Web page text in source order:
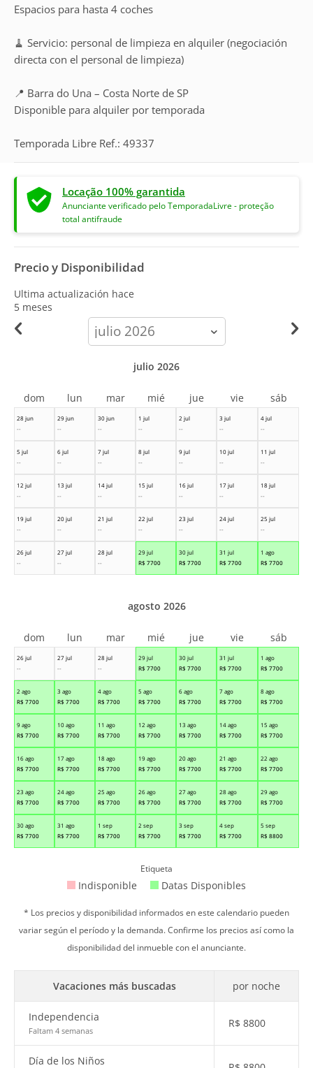
Espacios para hasta 4 coches
🧹 Servicio: personal de limpieza en alquiler (negociación
directa con el personal de limpieza)
📍 Barra do Una – Costa Norte de SP
Disponible para alquiler por temporada
Temporada Libre Ref.: 49337
Locação 100% garantida
Anunciante verificado pelo TemporadaLivre - proteção
total antifraude
Precio y Disponibilidad
Ultima actualización hace
5 meses
calendar-
month
28 jun
--
29 jun
--
30 jun
--
1 jul
--
2 jul
--
3 jul
--
4 jul
--
5 jul
--
6 jul
--
7 jul
--
8 jul
--
9 jul
--
10 jul
--
11 jul
--
12 jul
--
13 jul
--
14 jul
--
15 jul
--
16 jul
--
17 jul
--
18 jul
--
19 jul
--
20 jul
--
21 jul
--
22 jul
--
23 jul
--
24 jul
--
25 jul
--
26 jul
--
27 jul
--
28 jul
--
29 jul
R$ 7700
30 jul
R$ 7700
31 jul
R$ 7700
1 ago
R$ 7700
julio 2026
dom lun mar mié jue vie sáb
26 jul
--
27 jul
--
28 jul
--
29 jul
R$ 7700
30 jul
R$ 7700
31 jul
R$ 7700
1 ago
R$ 7700
2 ago
R$ 7700
3 ago
R$ 7700
4 ago
R$ 7700
5 ago
R$ 7700
6 ago
R$ 7700
7 ago
R$ 7700
8 ago
R$ 7700
9 ago
R$ 7700
10 ago
R$ 7700
11 ago
R$ 7700
12 ago
R$ 7700
13 ago
R$ 7700
14 ago
R$ 7700
15 ago
R$ 7700
16 ago
R$ 7700
17 ago
R$ 7700
18 ago
R$ 7700
19 ago
R$ 7700
20 ago
R$ 7700
21 ago
R$ 7700
22 ago
R$ 7700
23 ago
R$ 7700
24 ago
R$ 7700
25 ago
R$ 7700
26 ago
R$ 7700
27 ago
R$ 7700
28 ago
R$ 7700
29 ago
R$ 7700
30 ago
R$ 7700
31 ago
R$ 7700
1 sep
R$ 7700
2 sep
R$ 7700
3 sep
R$ 7700
4 sep
R$ 7700
5 sep
R$ 8800
agosto 2026
dom lun mar mié jue vie sáb
Etiqueta
Indisponible Datas Disponibles
* Los precios y disponibilidad informados en este calendario pueden
variar según el período y la demanda. Confirme los precios así como la
disponibilidad del inmueble con el anunciante.
Vacaciones más buscadas por noche
Independencia
Faltam 4 semanas
R$ 8800
Día de los Niños